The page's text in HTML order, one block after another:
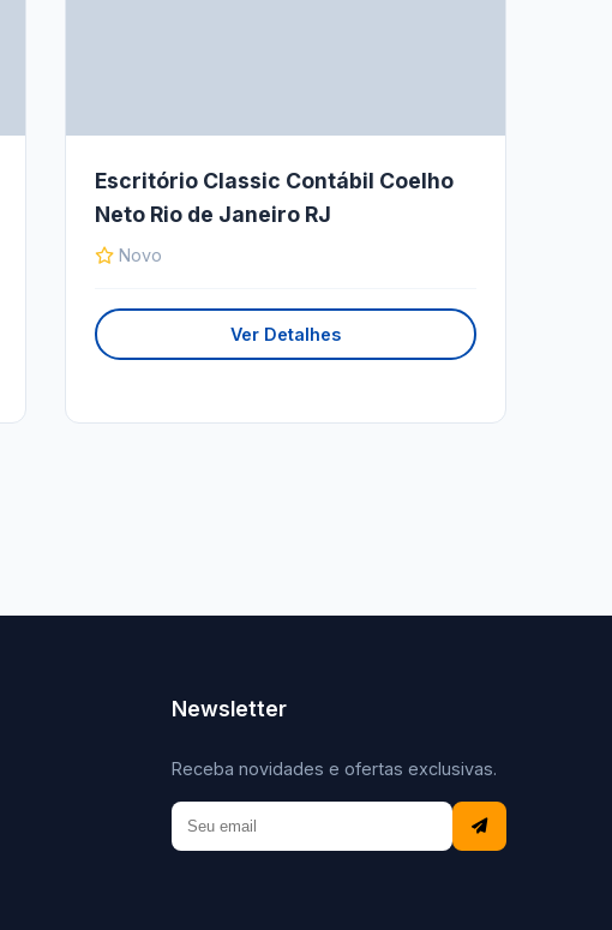
Escritório Classic Contábil Coelho
Neto Rio de Janeiro RJ
Novo
Ver Detalhes
Newsletter
Receba novidades e ofertas exclusivas.